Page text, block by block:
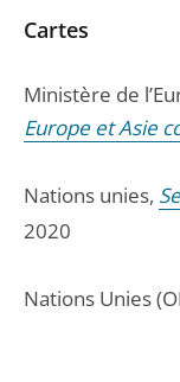
Cartes
Ministère de
Europe et Asie
Nations unies,
2020
Nations Unies